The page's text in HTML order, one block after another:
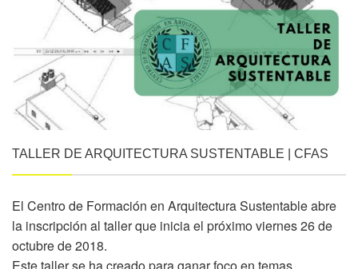
TALLER DE ARQUITECTURA SUSTENTABLE | CFAS
El Centro de Formación en Arquitectura Sustentable abre
la inscripción al taller que inicia el próximo viernes 26 de
octubre de 2018.